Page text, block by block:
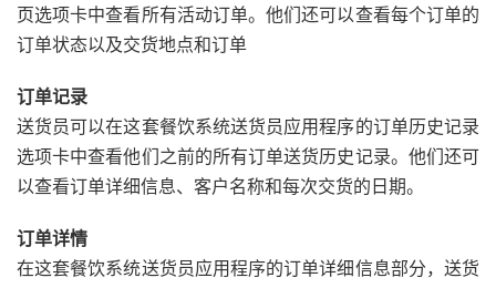
页选项卡中查看所有活动订单。他们还可以查看每个订单的
订单状态以及交货地点和订单
订单记录
送货员可以在这套餐饮系统送货员应用程序的订单历史记录
选项卡中查看他们之前的所有订单送货历史记录。他们还可
以查看订单详细信息、客户名称和每次交货的日期。
订单详情
在这套餐饮系统送货员应用程序的订单详细信息部分，送货